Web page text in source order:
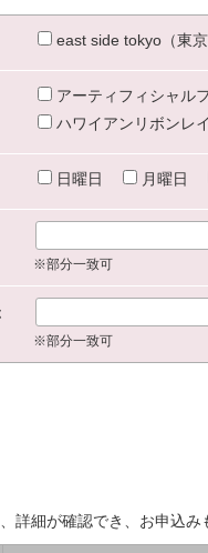
east side tokyo（東京
アーティフィシャル
ハワイアンリボンレイ
日曜日 月曜日
※部分一致可
※部分一致可
詳細が確認でき、お申込み